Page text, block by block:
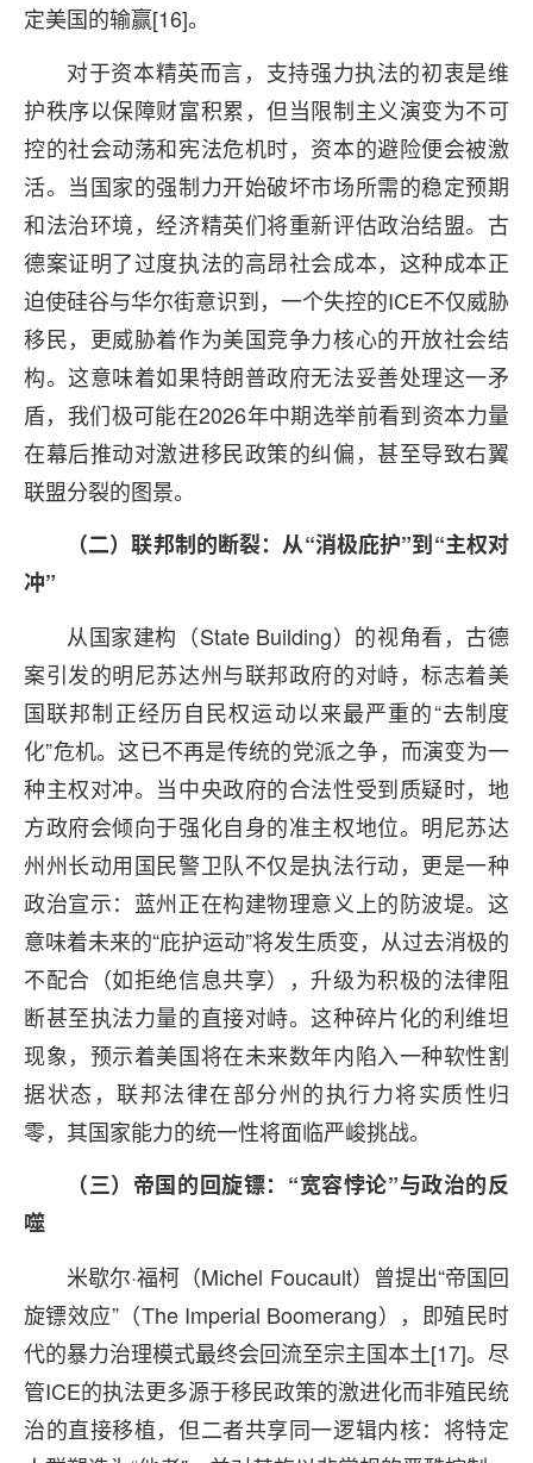
定美国的输赢[16]。
对于资本精英而言，支持强力执法的初衷是维
护秩序以保障财富积累，但当限制主义演变为不可
控的社会动荡和宪法危机时，资本的避险便会被激
活。当国家的强制力开始破坏市场所需的稳定预期
和法治环境，经济精英们将重新评估政治结盟。古
德案证明了过度执法的高昂社会成本，这种成本正
迫使硅谷与华尔街意识到，一个失控的ICE不仅威胁
移民，更威胁着作为美国竞争力核心的开放社会结
构。这意味着如果特朗普政府无法妥善处理这一矛
盾，我们极可能在2026年中期选举前看到资本力量
在幕后推动对激进移民政策的纠偏，甚至导致右翼
联盟分裂的图景。
（二）联邦制的断裂：从“消极庇护”到“主权对
冲”
从国家建构（State Building）的视角看，古德
案引发的明尼苏达州与联邦政府的对峙，标志着美
国联邦制正经历自民权运动以来最严重的“去制度
化”危机。这已不再是传统的党派之争，而演变为一
种主权对冲。当中央政府的合法性受到质疑时，地
方政府会倾向于强化自身的准主权地位。明尼苏达
州州长动用国民警卫队不仅是执法行动，更是一种
政治宣示：蓝州正在构建物理意义上的防波堤。这
意味着未来的“庇护运动”将发生质变，从过去消极的
不配合（如拒绝信息共享），升级为积极的法律阻
断甚至执法力量的直接对峙。这种碎片化的利维坦
现象，预示着美国将在未来数年内陷入一种软性割
据状态，联邦法律在部分州的执行力将实质性归
零，其国家能力的统一性将面临严峻挑战。
（三）帝国的回旋镖：“宽容悖论”与政治的反
噬
米歇尔·福柯（Michel Foucault）曾提出“帝国回
旋镖效应”（The Imperial Boomerang），即殖民时
代的暴力治理模式最终会回流至宗主国本土[17]。尽
管ICE的执法更多源于移民政策的激进化而非殖民统
治的直接移植，但二者共享同一逻辑内核：将特定